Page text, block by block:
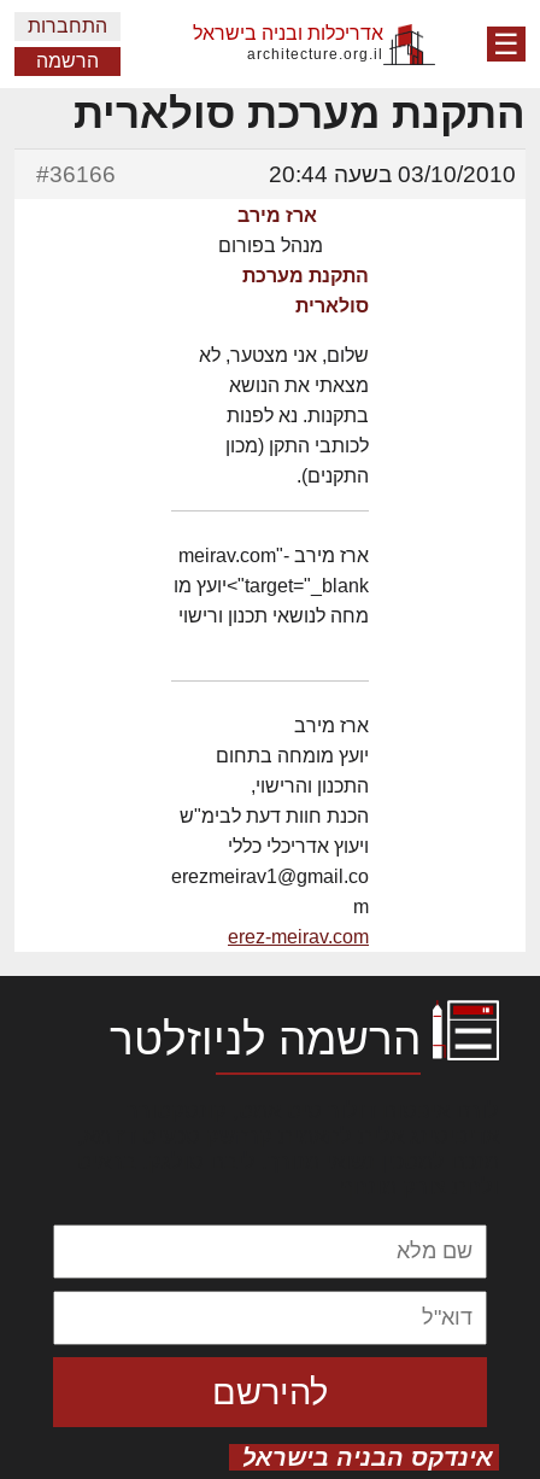
☰ אדריכלות ובניה בישראל
architecture.org.il
התחברות
הרשמה
התקנת מערכת סולארית
03/10/2010 בשעה 20:44 #36166
ארז מירב
מנהל בפורום
התקנת מערכת
סולארית
שלום, אני מצטער, לא
מצאתי את הנושא
בתקנות. נא לפנות
לכותבי התקן (מכון
התקנים).
ארז מירב -meirav.com"
target="_blank">יועץ מו
מחה לנושאי תכנון ורישוי
ארז מירב
יועץ מומחה בתחום
התכנון והרישוי,
הכנת חוות דעת לבימ"ש
ויעוץ אדריכלי כללי
erezmeirav1@gmail.co
m
erez-meirav.com
הרשמה לניוזלטר
אינדקס הבניה בישראל